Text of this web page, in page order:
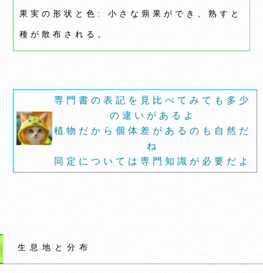
果実の形状と色: 小さな蒴果ができ、熟すと
種が散布される。
専門書の表記を見比べてみても多少
の違いがあるよ
植物だから個体差があるのも自然だ
ね
同定については専門知識が必要だよ
生息地と分布